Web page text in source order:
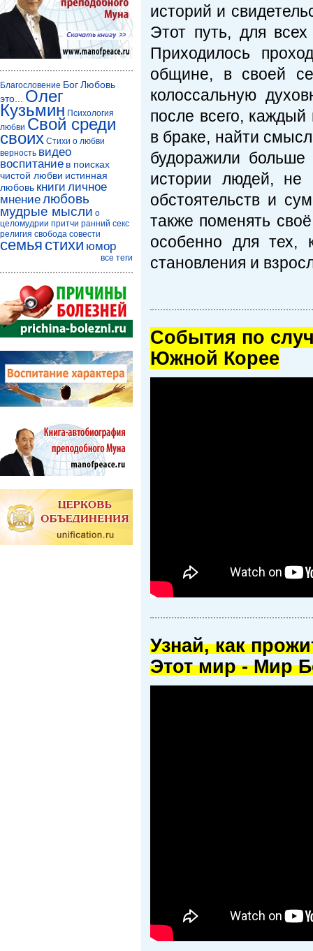
историй и
Этот путь, для
Приходилось
общине, в своей
колоссальную
после всего, каждый
в браке, найти
будоражили больше
истории людей, не
обстоятельств и
также поменять
особенно для тех,
становления и
Cобытия по
Южной Корее
Узнай, как
Этот мир - Мир
Благословение БогЛюбовь
это...
Олег
Кузьмин Психология
любви Свой среди
своих Стихи о любви
верность видео
воспитание в поисках
чистой любви истинная
любовь книги личное
мнениелюбовь
мудрые мысли о
целомудрии притчи ранний секс
религия свобода совести
семья стихи юмор
все теги